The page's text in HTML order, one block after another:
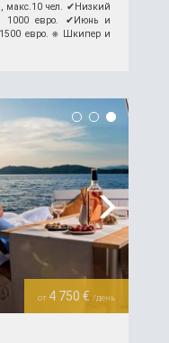
макс.10 чел. ✔︎Низкий
1000 евро. ✔︎Июнь и
1500 евро. ⎈ Шкипер и
Next
от 4 750 € /день